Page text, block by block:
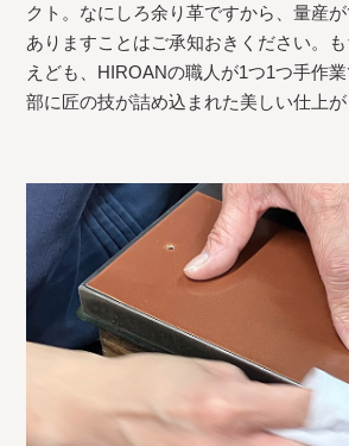
クト。なにしろ余り革ですから、量産
ありますことはご承知おきください。
えども、HIROANの職人が1つ1つ手作
部に匠の技が詰め込まれた美しい仕上が